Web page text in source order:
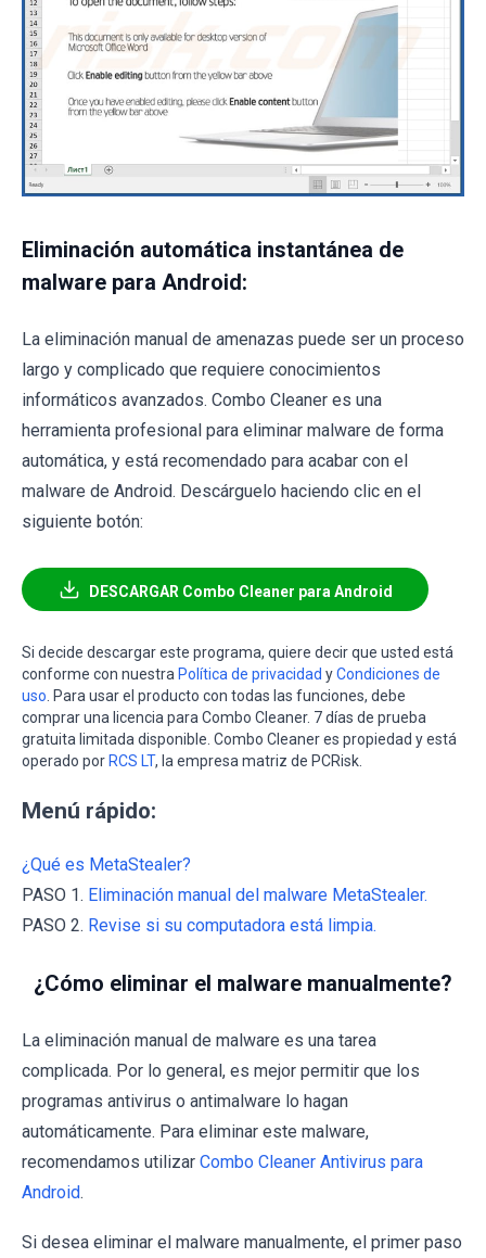
Eliminación automática instantánea de
malware para Android:
La eliminación manual de amenazas puede ser un proceso
largo y complicado que requiere conocimientos
informáticos avanzados. Combo Cleaner es una
herramienta profesional para eliminar malware de forma
automática, y está recomendado para acabar con el
malware de Android. Descárguelo haciendo clic en el
siguiente botón:
DESCARGAR Combo Cleaner para Android
Si decide descargar este programa, quiere decir que usted está
conforme con nuestra Política de privacidad yCondiciones de
uso. Para usar el producto con todas las funciones, debe
comprar una licencia para Combo Cleaner. 7 días de prueba
gratuita limitada disponible. Combo Cleaner es propiedad y está
operado por RCS LT, la empresa matriz de PCRisk.
Menú rápido:
¿Qué es MetaStealer?
PASO 1. Eliminación manual del malware MetaStealer.
PASO 2. Revise si su computadora está limpia.
¿Cómo eliminar el malware manualmente?
La eliminación manual de malware es una tarea
complicada. Por lo general, es mejor permitir que los
programas antivirus o antimalware lo hagan
automáticamente. Para eliminar este malware,
recomendamos utilizar Combo Cleaner Antivirus para
Android.
Si desea eliminar el malware manualmente, el primer paso